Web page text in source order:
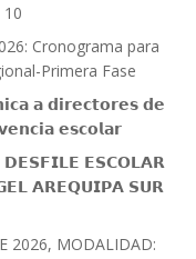
10
Cronograma para
Primera Fase
𝗮 𝗱𝗶𝗿𝗲𝗰𝘁𝗼𝗿𝗲𝘀 𝗱𝗲
𝗲𝘀𝗰𝗼𝗹𝗮𝗿
𝗘𝗦𝗖𝗢𝗟𝗔𝗥
𝗔𝗥𝗘𝗤𝗨𝗜𝗣𝗔 𝗦𝗨𝗥
2026, MODALIDAD: